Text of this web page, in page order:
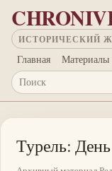
Перейти к
ИСТОРИЧЕСКИЙ
Главная Материалы
Поиск
Турель: